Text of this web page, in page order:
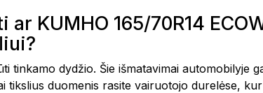
ar KUMHO 165/70R14
tinkamo dydžio. Šie išmatavimai automobilyje
tikslius duomenis rasite vairuotojo durelėse,